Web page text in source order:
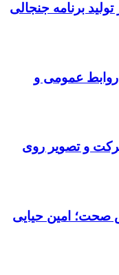
برنامه جنجالی
عمومی و
و تصویر روی
صحت؛ امین حیایی